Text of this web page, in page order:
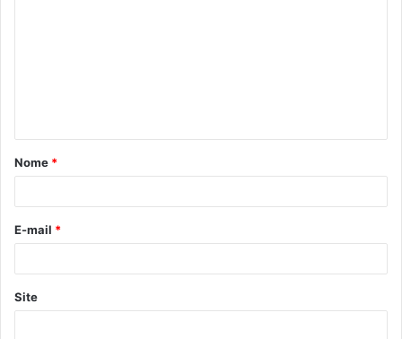
á
r
*
Nome *
E-mail *
Site